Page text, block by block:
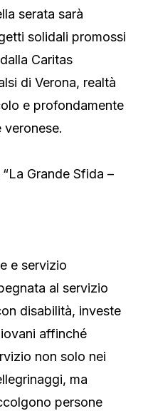
serata sarà
solidali promossi
Caritas
di Verona, realtà
e profondamente
Grande Sfida –
e servizio
al servizio
disabilità, investe
affinché
non solo nei
ma
persone